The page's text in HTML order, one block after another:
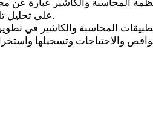
المحاسبة والكاشير عبارة عن
على تحليل تلك المعلومات المدخلة وتلخيصها حتى يسهل التعامل معها والاستفادة منها وتطويعها لخدمة أي مشروع بمختلف التوجهات.
المحاسبة والكاشير في
والاحتياجات وتسجيلها